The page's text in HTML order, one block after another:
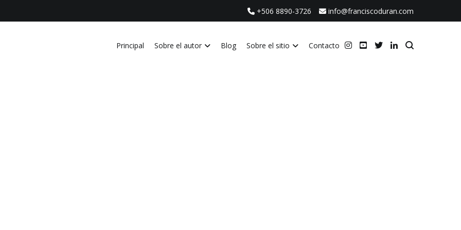
+506 8890-3726 info@franciscoduran.com
Principal Sobre el autor Blog Sobre el sitio Contacto